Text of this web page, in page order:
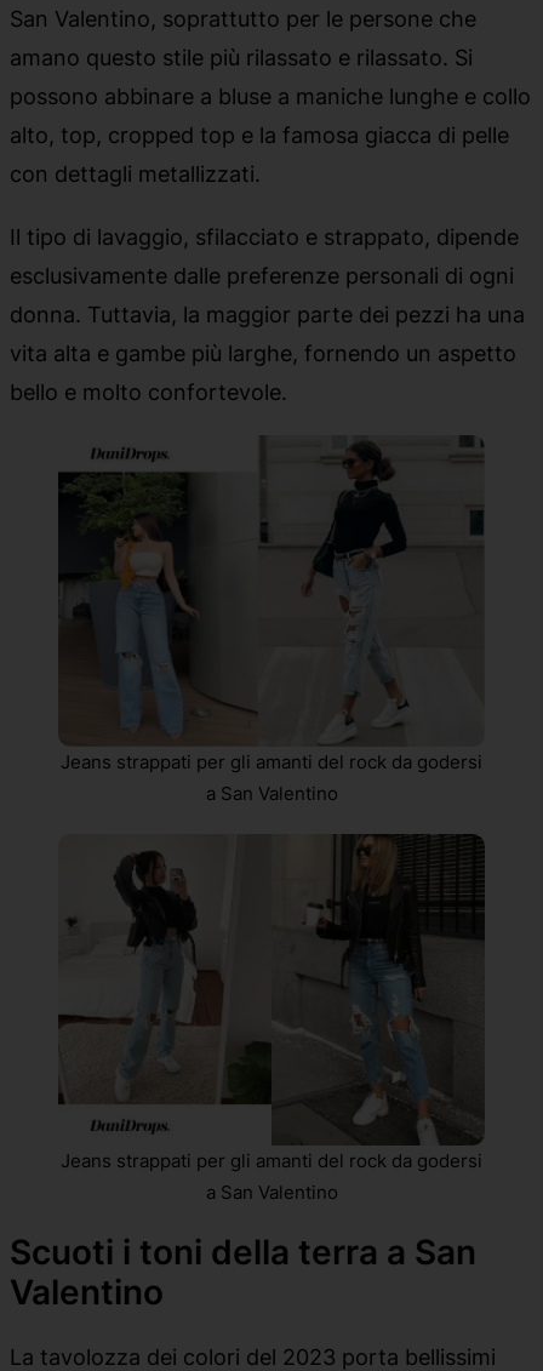
San Valentino, soprattutto per le persone che
amano questo stile più rilassato e rilassato. Si
possono abbinare a bluse a maniche lunghe e collo
alto, top, cropped top e la famosa giacca di pelle
con dettagli metallizzati.
Il tipo di lavaggio, sfilacciato e strappato, dipende
esclusivamente dalle preferenze personali di ogni
donna. Tuttavia, la maggior parte dei pezzi ha una
vita alta e gambe più larghe, fornendo un aspetto
bello e molto confortevole.
Jeans strappati per gli amanti del rock da godersi
a San Valentino
Jeans strappati per gli amanti del rock da godersi
a San Valentino
Scuoti i toni della terra a San
Valentino
La tavolozza dei colori del 2023 porta bellissimi